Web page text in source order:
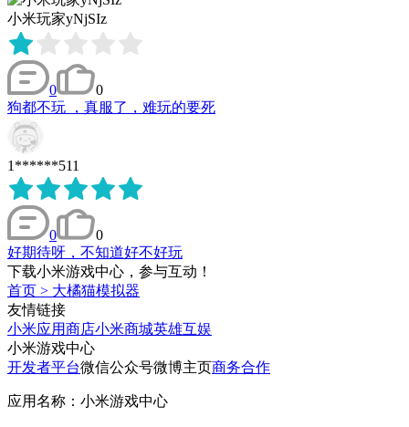
小米玩家yNjSIz
0
0
狗都不玩 ，真服了，难玩的要死
1******511
0
0
好期待呀，不知道好不好玩
下载小米游戏中心，参与互动！
首页 > 大橘猫模拟器
友情链接
小米应用商店小米商城英雄互娱
小米游戏中心
开发者平台微信公众号微博主页商务合作
应用名称：小米游戏中心